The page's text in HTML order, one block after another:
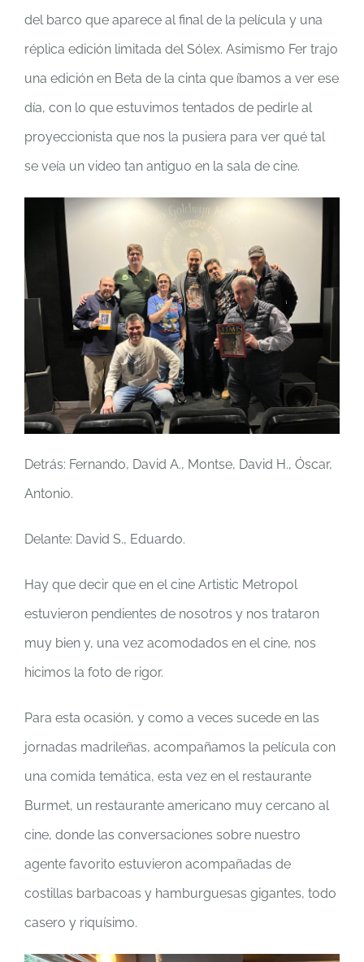
del barco que aparece al final de la película y una
réplica edición limitada del Sólex. Asimismo Fer trajo
una edición en Beta de la cinta que íbamos a ver ese
día, con lo que estuvimos tentados de pedirle al
proyeccionista que nos la pusiera para ver qué tal
se veía un video tan antiguo en la sala de cine.
Detrás: Fernando, David A., Montse, David H., Óscar,
Antonio.
Delante: David S., Eduardo.
Hay que decir que en el cine Artistic Metropol
estuvieron pendientes de nosotros y nos trataron
muy bien y, una vez acomodados en el cine, nos
hicimos la foto de rigor.
Para esta ocasión, y como a veces sucede en las
jornadas madrileñas, acompañamos la película con
una comida temática, esta vez en el restaurante
Burmet, un restaurante americano muy cercano al
cine, donde las conversaciones sobre nuestro
agente favorito estuvieron acompañadas de
costillas barbacoas y hamburguesas gigantes, todo
casero y riquísimo.